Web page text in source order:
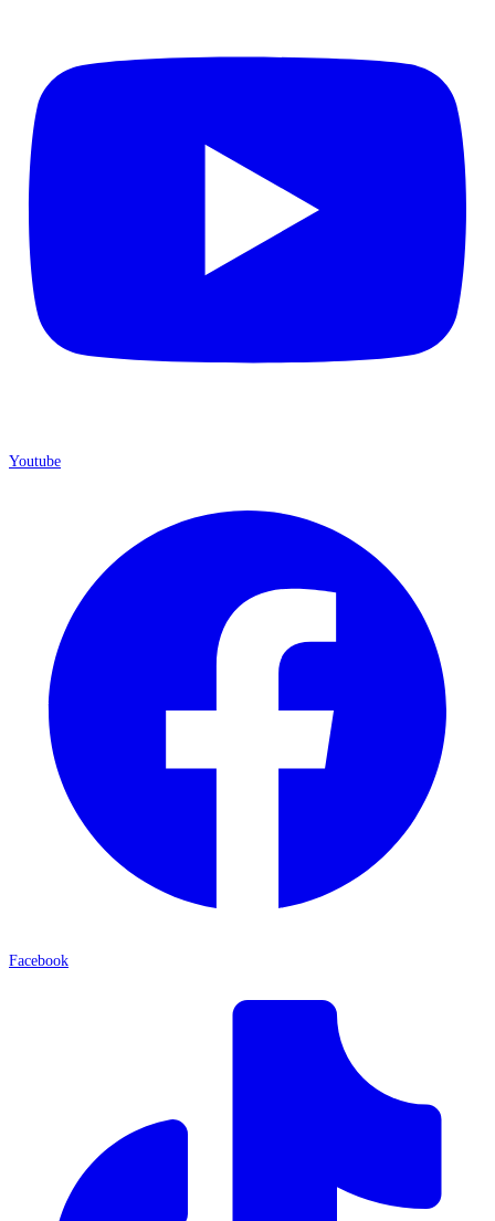
Youtube
Facebook